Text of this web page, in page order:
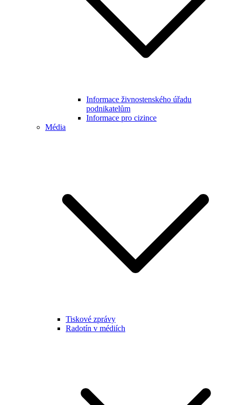
Informace živnostenského úřadu
podnikatelům
Informace pro cizince
Média
Tiskové zprávy
Radotín v médiích